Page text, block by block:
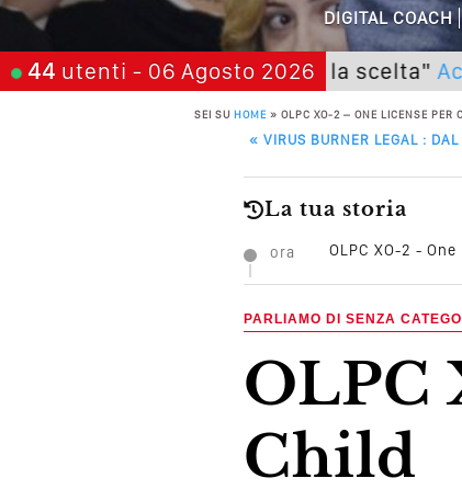
Perché
Quali Sono Gli
Come
DIGITAL COACH
44 utenti - 06 Agosto 2026
Seminario "SarAI tu la scelta"
SEI SU HOME » OLPC XO-2 – ONE LICENSE PER
POST NAVIGATION
« VIRUS BURNER LEGAL :
La tua storia
ora OLPC XO-2 -
PARLIAMO DI SENZA
OLPC XO-2 – One License Per
Child